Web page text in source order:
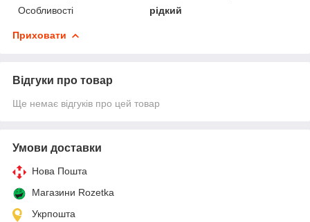
Особливості
рідкий
Приховати
Відгуки про товар
Ще немає відгуків про цей товар
Умови доставки
Нова Пошта
Магазини Rozetka
Укрпошта